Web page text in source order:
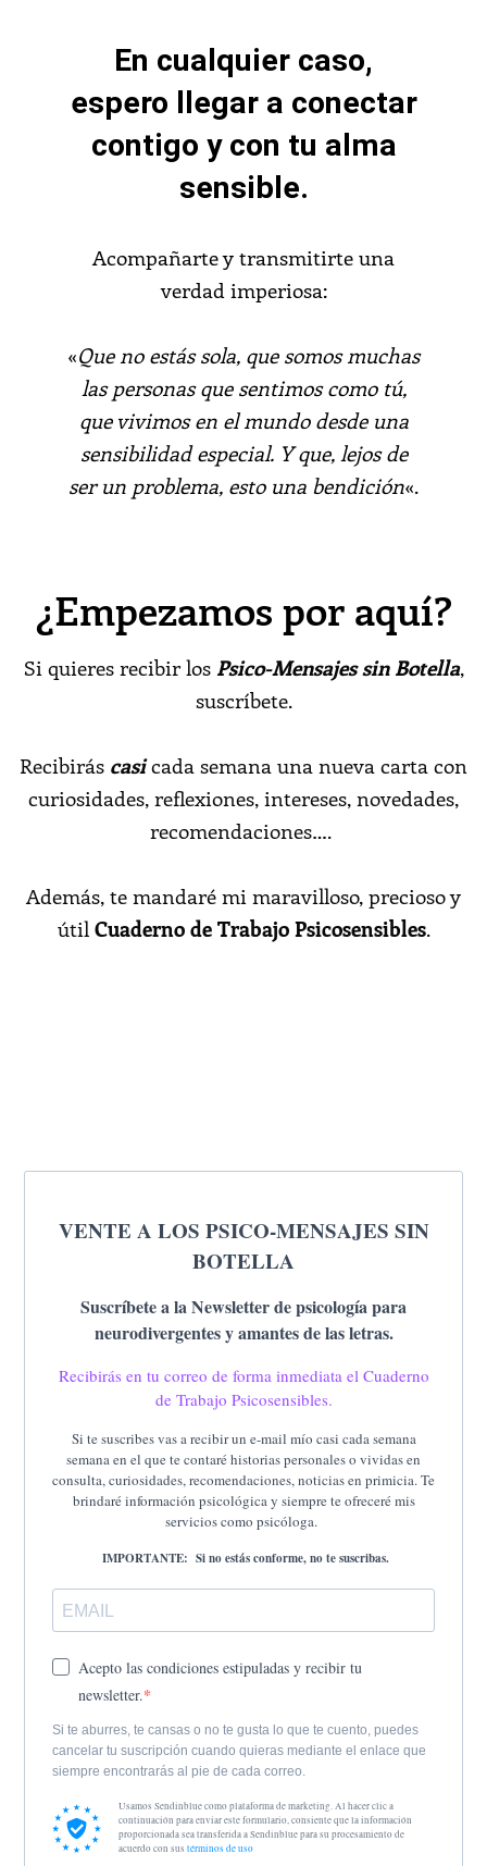
En cualquier caso,
espero llegar a conectar
contigo y con tu alma
sensible.
Acompañarte y transmitirte una
verdad imperiosa:
«Que no estás sola, que somos muchas
las personas que sentimos como tú,
que vivimos en el mundo desde una
sensibilidad especial. Y que, lejos de
ser un problema, esto una bendición«.
¿Empezamos por aquí?
Si quieres recibir los Psico-Mensajes sin Botella,
suscríbete.
Recibirás casi cada semana una nueva carta con
curiosidades, reflexiones, intereses, novedades,
recomendaciones….
Además, te mandaré mi maravilloso, precioso y
útil Cuaderno de Trabajo Psicosensibles.
VENTE A LOS PSICO-MENSAJES SIN
BOTELLA
Suscríbete a la Newsletter de psicología para
neurodivergentes y amantes de las letras.
Recibirás en tu correo de forma inmediata el Cuaderno
de Trabajo Psicosensibles.
Si te suscribes vas a recibir un e-mail mío casi cada semana
semana en el que te contaré historias personales o vividas en
consulta, curiosidades, recomendaciones, noticias en primicia. Te
brindaré información psicológica y siempre te ofreceré mis
servicios como psicóloga.
IMPORTANTE: Si no estás conforme, no te suscribas.
Acepto las condiciones estipuladas y recibir tu
newsletter.
Si te aburres, te cansas o no te gusta lo que te cuento, puedes
cancelar tu suscripción cuando quieras mediante el enlace que
siempre encontrarás al pie de cada correo.
Usamos Sendinblue como plataforma de marketing. Al hacer clic a
continuación para enviar este formulario, consiente que la información
proporcionada sea transferida a Sendinblue para su procesamiento de
acuerdo con sus términos de uso